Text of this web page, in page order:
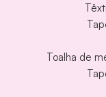
Toalha de